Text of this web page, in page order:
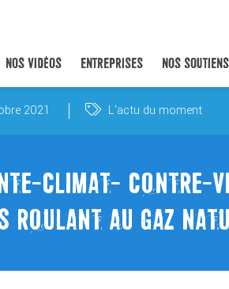
NOS VIDÉOS ENTREPRISES NOS SOUTIENS
2021 L'actu du moment
CLIMAT- CONTRE-
ROULANT AU GAZ